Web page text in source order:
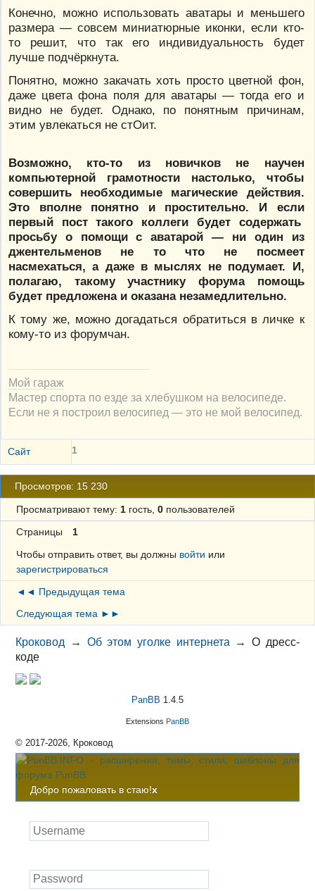
Конечно, можно использовать аватары и меньшего
размера — совсем миниатюрные иконки, если кто-
то решит, что так его индивидуальность будет
лучше подчёркнута.
Понятно, можно закачать хоть просто цветной фон,
даже цвета фона поля для аватары — тогда его и
видно не будет. Однако, по понятным причинам,
этим увлекаться не стОит.
Возможно, кто-то из новичков не научен
компьютерной грамотности настолько, чтобы
совершить необходимые магические действия.
Это вполне понятно и простительно. И если
первый пост такого коллеги будет содержать
просьбу о помощи с аватарой — ни один из
джентельменов не то что не посмеет
насмехаться, а даже в мыслях не подумает. И,
полагаю, такому участнику форума помощь
будет предложена и оказана незамедлительно.
К тому же, можно догадаться обратиться в личке к
кому-то из форумчан.
Мой гараж
Мастер спорта по езде за хлебушком на велосипеде.
Если не я построил велосипед — это не мой велосипед.
Сайт 1
Просмотров: 15 230
Просматривают тему: 1гость, 0пользователей
Страницы
1
Чтобы отправить ответ, вы должны войти или
зарегистрироваться
◄◄ Предыдущая тема
Следующая тема ►►
Кроковод → Об этом уголке интернета →О дресс-
коде
PanBB 1.4.5
Extensions PanBB
© 2017-2026, Кроковод
Добро пожаловать в стаю!x